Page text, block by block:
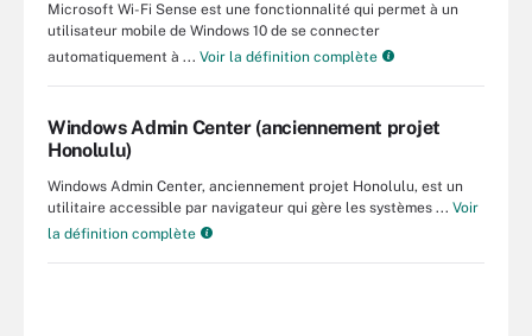
Microsoft Wi-Fi Sense est une fonctionnalité qui permet à un
utilisateur mobile de Windows 10 de se connecter
automatiquement à ... Voir la définition complète
Windows Admin Center (anciennement projet
Honolulu)
Windows Admin Center, anciennement projet Honolulu, est un
utilitaire accessible par navigateur qui gère les systèmes ... Voir
la définition complète